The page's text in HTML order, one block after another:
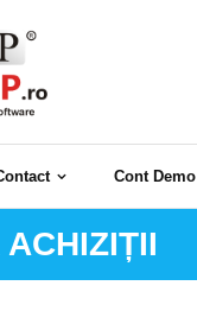
Cont Demo